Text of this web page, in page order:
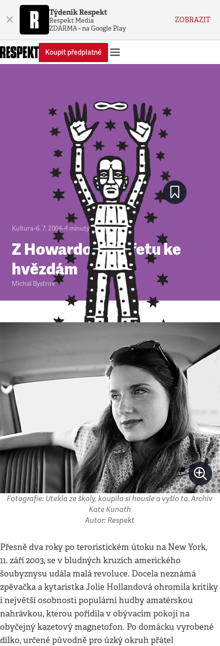
× Týdeník Respekt
Respekt Media
ZDARMA - na Google Play
ZOBRAZIT
Koupit předplatné
Kultura•6. 7. 2004•4 minuty
Z Howardova bufetu ke
hvězdám
Michal Bystrov
Fotografie: Utekla ze školy, koupila si housle a vyšlo to. Archiv
Kate Kunath
Autor: Respekt
Přesně dva roky po teroristickém útoku na New York,
11. září 2003, se v bludných kruzích amerického
šoubyznysu udála malá revoluce. Docela neznámá
zpěvačka a kytaristka Jolie Hollandová ohromila kritiky
i největší osobnosti populární hudby amatérskou
nahrávkou, kterou pořídila v obývacím pokoji na
obyčejný kazetový magnetofon. Po domácku vyrobené
dílko, určené původně pro úzký okruh přátel